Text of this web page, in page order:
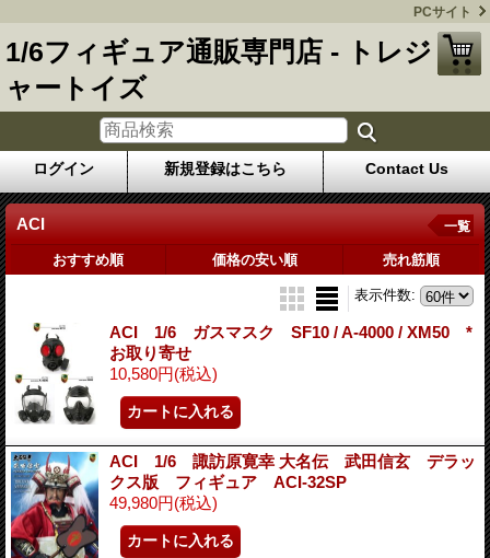
PCサイト
1/6フィギュア通販専門店 - トレジ
ャートイズ
ログイン 新規登録はこちら Contact Us
ACI 一覧
おすすめ順 価格の安い順 売れ筋順
表示件数:
ACI 1/6 ガスマスク SF10 / A-4000 / XM50 *
お取り寄せ
10,580円(税込)
ACI 1/6 諏訪原寛幸 大名伝 武田信玄 デラッ
クス版 フィギュア ACI-32SP
49,980円(税込)